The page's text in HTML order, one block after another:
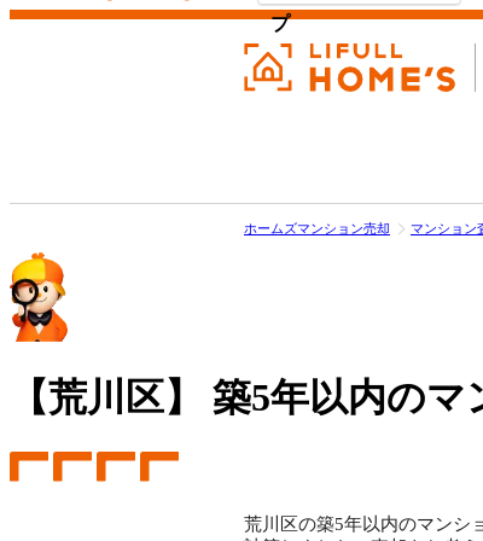
プ
ホームズマンション売却 マンション
【荒川区】 築5年以内のマ
荒川区の築5年以内のマンシ